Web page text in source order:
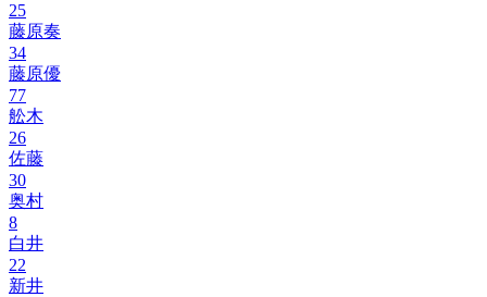
25
藤原奏
34
藤原優
77
舩木
26
佐藤
30
奥村
8
白井
22
新井